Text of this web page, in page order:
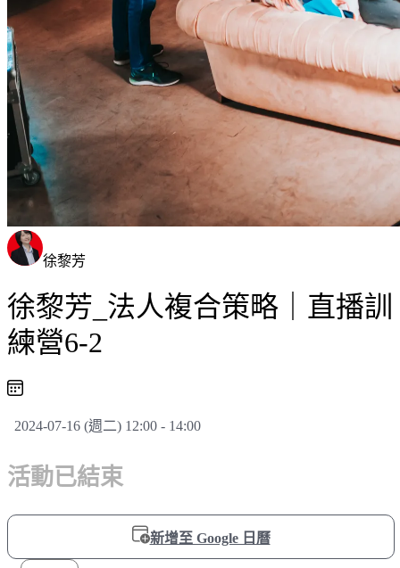
徐黎芳
徐黎芳_法人複合策略｜直播訓
練營6-2
2024-07-16 (週二) 12:00 - 14:00
活動已結束
新增至 Google 日曆